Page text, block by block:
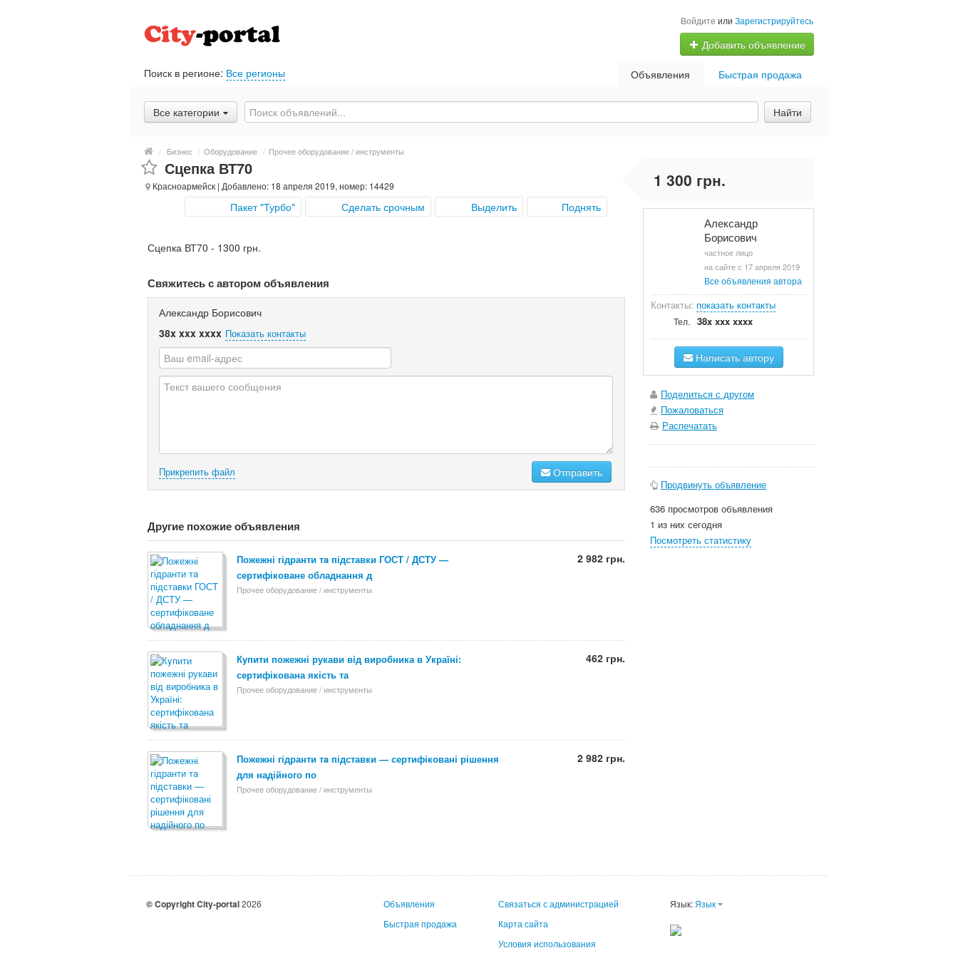
Войдите или Зарегистрируйтесь
Добавить объявление
Поиск в регионе: Все регионы Быстрая продажа
Объявления
Все категории Найти
/ Бизнес / Оборудование / Прочее оборудование / инструменты
Сцепка ВТ70
Красноармейск | Добавлено: 18 апреля 2019, номер: 14429
Пакет "Турбо" Сделать срочным Выделить Поднять
Сцепка ВТ70 - 1300 грн.
Свяжитесь с автором объявления
Александр Борисович
38x xxx xxxx Показать контакты
Прикрепить файл Отправить
Другие похожие объявления
Пожежні гідранти тa підставки ГОСТ / ДСТУ —
сертифіковане обладнання д
Прочее оборудование / инструменты
2 982 грн.
Кyпити пожежні рукави вiд виробника в Україні:
сертифікована якість та
Прочее оборудование / инструменты
462 грн.
Пожежні гідранти тa підставки — сертифіковані рішення
для надійного по
Прочее оборудование / инструменты
2 982 грн.
1 300 грн.
Александр
Борисович
частное лицо
на сайте с 17 апреля 2019
Все объявления автора
Контакты: показать контакты
Тел. 38x xxx xxxx
Написать автору
Поделиться с другом
Пожаловаться
Распечатать
Продвинуть объявление
636 просмотров объявления
1 из них сегодня
Посмотреть статистику
© Copyright City-portal2026
Объявления
Быстрая продажа
Связаться с администрацией
Карта сайта
Условия использования
Язык: Язык